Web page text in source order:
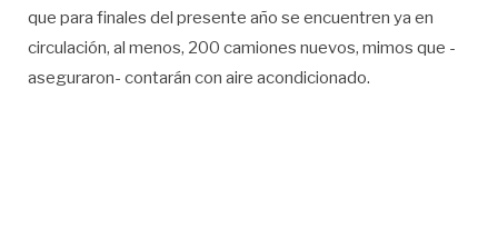
que para finales del presente año se encuentren ya en
circulación, al menos, 200 camiones nuevos, mimos que -
aseguraron- contarán con aire acondicionado.